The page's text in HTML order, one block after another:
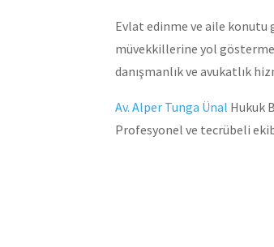
Evlat edinme ve aile konutu
müvekkillerine yol
danışmanlık ve avukatlık
Av. Alper Tunga Ünal Hukuk
Profesyonel ve tecrübeli